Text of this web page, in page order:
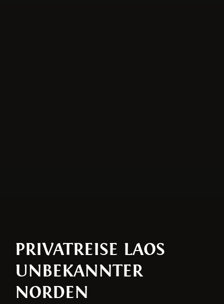
PRIVATREISE LAOS
UNBEKANNTER
NORDEN